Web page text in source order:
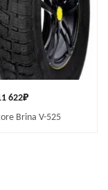
622₽
Brina V-525